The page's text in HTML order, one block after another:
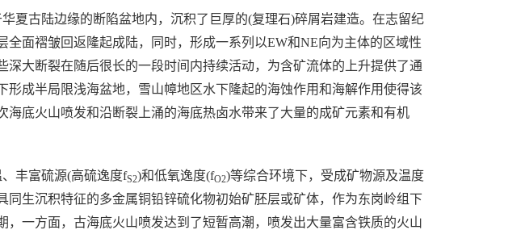
夏古陆边缘的断陷盆地内，沉积了巨厚的(复理石)碎屑岩建造。在志留纪
全面褶皱回返隆起成陆，同时，形成一系列以EW和NE向为主体的区域性
深大断裂在随后很长的一段时间内持续活动，为含矿流体的上升提供了通
形成半局限浅海盆地，雪山幛地区水下隆起的海蚀作用和海解作用使得该
海底火山喷发和沿断裂上涌的海底热卤水带来了大量的成矿元素和有机
丰富硫源(高硫逸度fS2)和低氧逸度(fO2)等综合环境下，受成矿物源及温度
同生沉积特征的多金属铜铅锌硫化物初始矿胚层或矿体，作为东岗岭组下
，一方面，古海底火山喷发达到了短暂高潮，喷发出大量富含铁质的火山